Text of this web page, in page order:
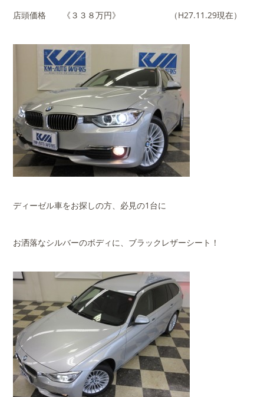
店頭価格 《３３８万円》 （H27.11.29現在）
ディーゼル車をお探しの方、必見の1台に
お洒落なシルバーのボディに、ブラックレザーシート！